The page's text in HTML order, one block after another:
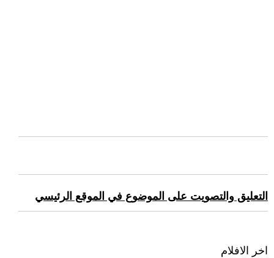
التعليق والتصويت على الموضوع في الموقع الرئيسي
اخر الافلام